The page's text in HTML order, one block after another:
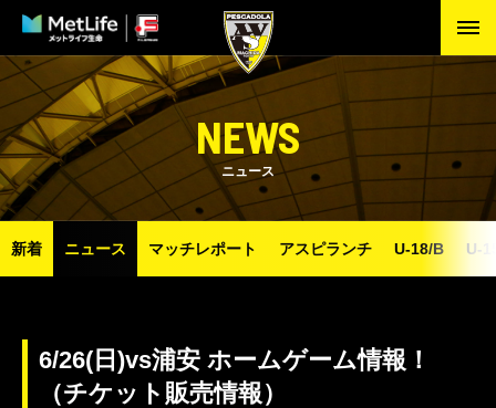
NEWS
ニュース
新着 ニュース マッチレポート アスピランチ U-18/B U-
6/26(日)vs浦安 ホームゲーム情報！
（チケット販売情報）